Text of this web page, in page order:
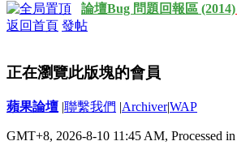
論壇Bug 問題回報區 (2014)
返回首頁 發帖
正在瀏覽此版塊的會員
蘋果論壇 |聯繫我們 |Archiver|WAP
GMT+8, 2026-8-10 11:45 AM, Processed